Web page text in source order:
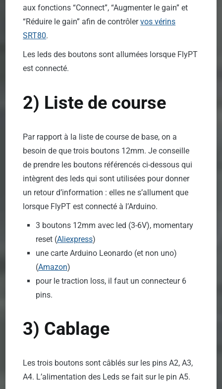
aux fonctions “Connect”, “Augmenter le gain” et
“Réduire le gain” afin de contrôlervos vérins
SRT80.
Les leds des boutons sont allumées lorsque FlyPT
est connecté.
2) Liste de course
Par rapport à la liste de course de base, on a
besoin de que trois boutons 12mm. Je conseille
de prendre les boutons référencés ci-dessous qui
intègrent des leds qui sont utilisées pour donner
un retour d’information : elles ne s’allument que
lorsque FlyPT est connecté à l’Arduino.
3 boutons 12mm avec led (3-6V), momentary
reset (Aliexpress)
une carte Arduino Leonardo (et non uno)
(Amazon)
pour le traction loss, il faut un connecteur 6
pins.
3) Cablage
Les trois boutons sont câblés sur les pins A2, A3,
A4. L’alimentation des Leds se fait sur le pin A5.